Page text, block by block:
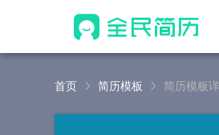
首页 简历模板 简历模板